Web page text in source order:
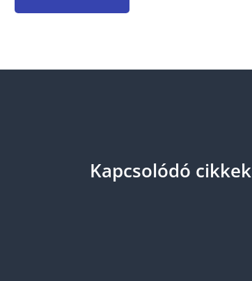
Kapcsolódó cikkek